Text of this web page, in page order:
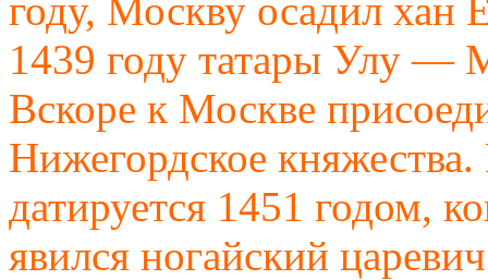
году, Москву осадил хан
1439 году татары Улу —
Вскоре к Москве
Нижегордское
датируется 1451 годом,
явился ногайский